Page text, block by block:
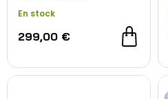
En stock
299,00 €